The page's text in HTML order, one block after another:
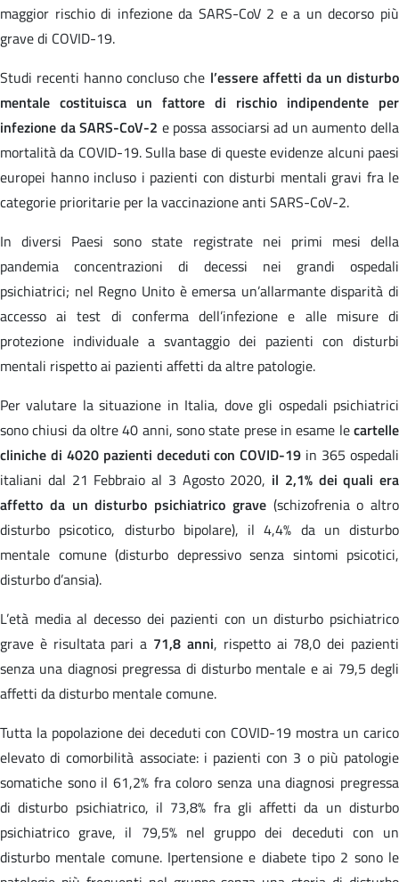
maggior rischio di infezione da SARS-CoV 2 e a un decorso più
grave di COVID-19.
Studi recenti hanno concluso che l’essere affetti da un disturbo
mentale costituisca un fattore di rischio indipendente per
infezione da SARS-CoV-2 e possa associarsi ad un aumento della
mortalità da COVID-19. Sulla base di queste evidenze alcuni paesi
europei hanno incluso i pazienti con disturbi mentali gravi fra le
categorie prioritarie per la vaccinazione anti SARS-CoV-2.
In diversi Paesi sono state registrate nei primi mesi della
pandemia concentrazioni di decessi nei grandi ospedali
psichiatrici; nel Regno Unito è emersa un’allarmante disparità di
accesso ai test di conferma dell’infezione e alle misure di
protezione individuale a svantaggio dei pazienti con disturbi
mentali rispetto ai pazienti affetti da altre patologie.
Per valutare la situazione in Italia, dove gli ospedali psichiatrici
sono chiusi da oltre 40 anni, sono state prese in esame lecartelle
cliniche di 4020 pazienti deceduti con COVID-19 in 365 ospedali
italiani dal 21 Febbraio al 3 Agosto 2020, il 2,1% dei quali era
affetto da un disturbo psichiatrico grave(schizofrenia o altro
disturbo psicotico, disturbo bipolare), il 4,4% da un disturbo
mentale comune (disturbo depressivo senza sintomi psicotici,
disturbo d’ansia).
L’età media al decesso dei pazienti con un disturbo psichiatrico
grave è risultata pari a 71,8 anni, rispetto ai 78,0 dei pazienti
senza una diagnosi pregressa di disturbo mentale e ai 79,5 degli
affetti da disturbo mentale comune.
Tutta la popolazione dei deceduti con COVID-19 mostra un carico
elevato di comorbilità associate: i pazienti con 3 o più patologie
somatiche sono il 61,2% fra coloro senza una diagnosi pregressa
di disturbo psichiatrico, il 73,8% fra gli affetti da un disturbo
psichiatrico grave, il 79,5% nel gruppo dei deceduti con un
disturbo mentale comune. Ipertensione e diabete tipo 2 sono le